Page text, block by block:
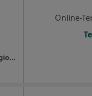
St. Marien-Hospital Medizinsche Klinik II Abt. Angiologie und Diabetologie
Online-